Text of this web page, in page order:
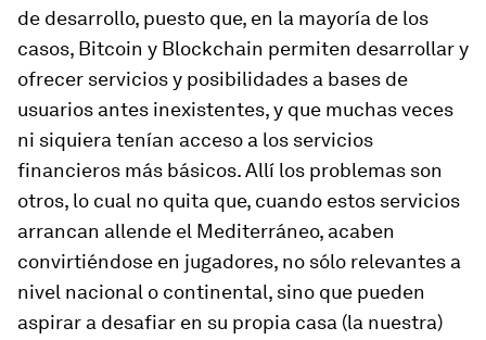
de desarrollo, puesto que, en la mayoría de los
casos, Bitcoin y Blockchain permiten desarrollar y
ofrecer servicios y posibilidades a bases de
usuarios antes inexistentes, y que muchas veces
ni siquiera tenían acceso a los servicios
financieros más básicos. Allí los problemas son
otros, lo cual no quita que, cuando estos servicios
arrancan allende el Mediterráneo, acaben
convirtiéndose en jugadores, no sólo relevantes a
nivel nacional o continental, sino que pueden
aspirar a desafiar en su propia casa (la nuestra)